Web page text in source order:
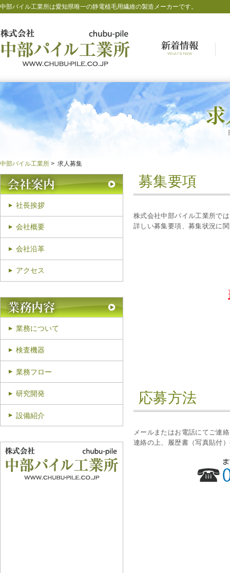
中部パイル工業所は愛知県唯一の静電植毛用繊維の製造メーカーです。
中部パイル工業所 求人募集
募集要項
株式会社中部パイル工業所で
詳しい募集要項、募集状況に
応募方法
メールまたはお電話にてご連
連絡の上、履歴書（写真貼付
社長挨拶
会社概要
会社沿革
アクセス
業務について
検査機器
業務フロー
研究開発
設備紹介